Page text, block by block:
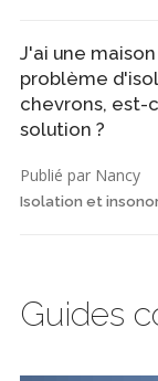
J'ai une
problème
chevrons, est-
solution ?
Publié par Nancy
Isolation et
Guides